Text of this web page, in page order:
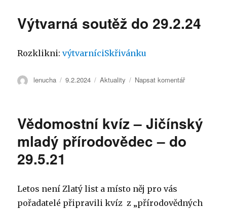
Výtvarná soutěž do 29.2.24
Rozklikni:výtvarníciSkřivánku
Autor:
lenucha Publikováno:
9.2.2024 Rubriky:
Aktuality Napsat komentářpro
Výtvarná
soutěž
do
Vědomostní kvíz – Jičínský
mladý přírodovědec – do
29.5.21
Letos není Zlatý list a místo něj pro vás
pořadatelé připravili kvíz z „přírodovědných